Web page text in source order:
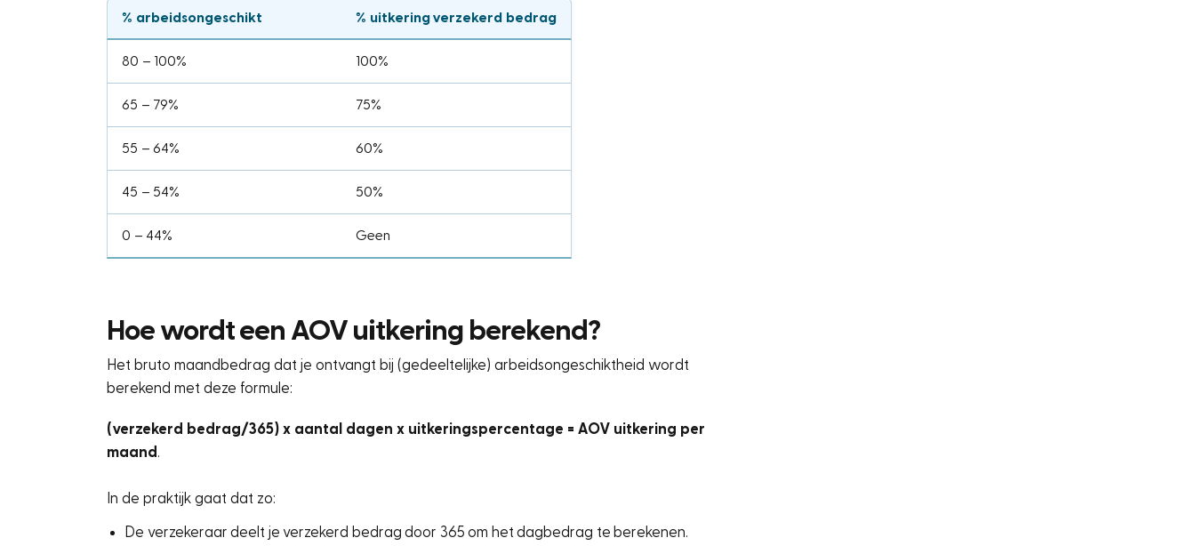
% arbeidsongeschikt % uitkering verzekerd bedrag
80 – 100% 100%
65 – 79% 75%
55 – 64% 60%
45 – 54% 50%
0 – 44% Geen
Hoe wordt een AOV uitkering berekend?
Het bruto maandbedrag dat je ontvangt bij (gedeeltelijke) arbeidsongeschiktheid wordt
berekend met deze formule:
(verzekerd bedrag/365) x aantal dagen x uitkeringspercentage = AOV uitkering per
maand .
In de praktijk gaat dat zo:
De verzekeraar deelt je verzekerd bedrag door 365 om het dagbedrag te berekenen.